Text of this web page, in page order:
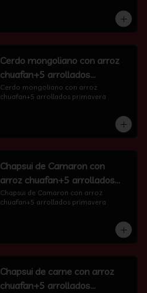
Cerdo mongoliano con arroz
chuafan+5 arrollados
primavera
Cerdo mongoliano con arroz
chuafan+5 arrollados primavera
Chapsui de Camaron con
arroz chuafan+5 arrollados
primavera
Chapsui de Camaron con arroz
chuafan+5 arrollados primavera
Chapsui de carne con arroz
chuafan+5 arrollados